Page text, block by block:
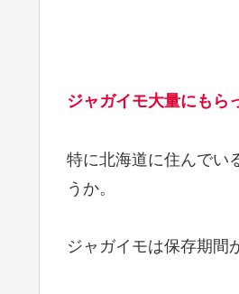
ジャガイモ大量にもら
特に北海道に住んでい
うか。
ジャガイモは保存期間